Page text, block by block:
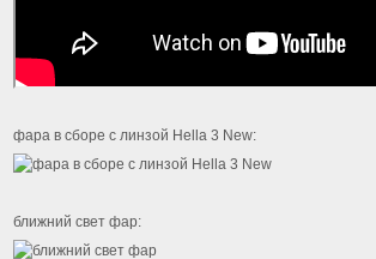
фара в сборе с линзой Hella 3 New:
ближний свет фар: